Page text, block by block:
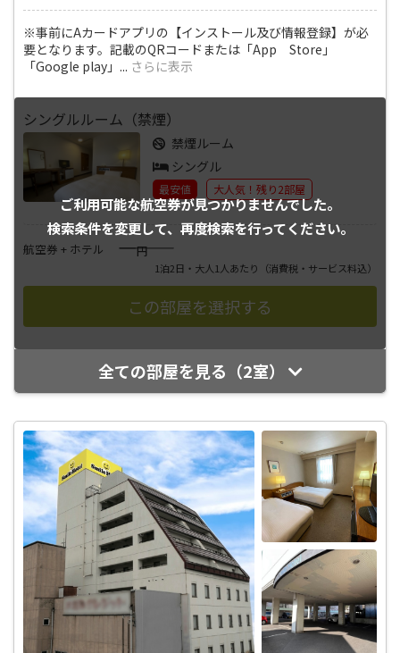
※事前にAカードアプリの【インストール及び情報登録】が必
要となります。記載のQRコードまたは「App Store」
「Google play」 ... さらに表示
ご利用可能な航空券が見つかりませんでした。
検索条件を変更して、 再度検索を行ってください。
シングルルーム（禁煙）
禁煙ルーム
シングル
最安値 大人気！残り2部屋
航空券 + ホテル ――――円
1泊2日・大人1人あたり （消費税・サービス料込）
全ての部屋を見る（2室）